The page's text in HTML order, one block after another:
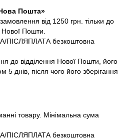
Пошта»
від 1250 грн. тільки до
Пошти.
ПІСЛЯПЛАТА безкоштовна
до відділення Нової Пошти, його
5 днів, після чого його зберігання
товару. Мінімальна сума
ПІСЛЯПЛАТА безкоштовна